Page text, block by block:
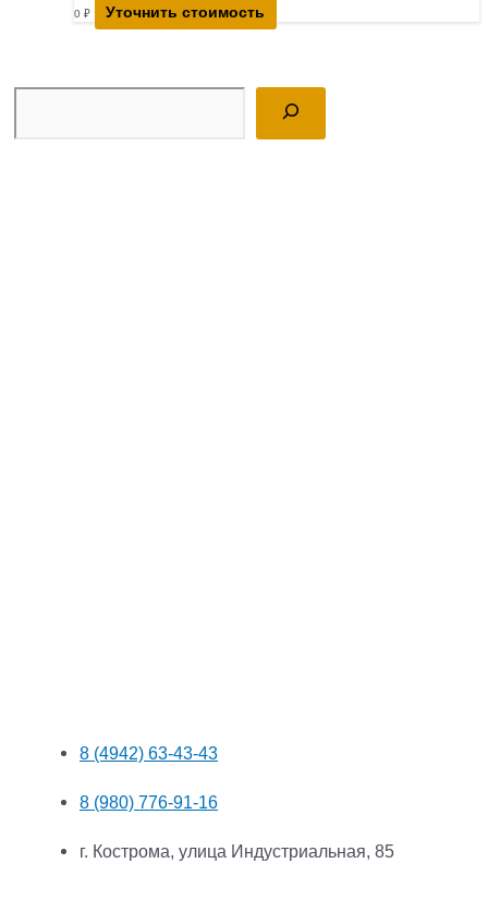
8 (4942) 63-43-43
8 (980) 776-91-16
г. Кострома, улица Индустриальная, 85
0 ₽ Уточнить стоимость